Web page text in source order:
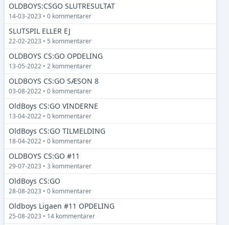
OLDBOYS:CSGO SLUTRESULTAT
14-03-2023 • 0 kommentarer
SLUTSPIL ELLER EJ
22-02-2023 • 5 kommentarer
OLDBOYS CS:GO OPDELING
13-05-2022 • 2 kommentarer
OLDBOYS CS:GO SÆSON 8
03-08-2022 • 0 kommentarer
OldBoys CS:GO VINDERNE
13-04-2022 • 0 kommentarer
OldBoys CS:GO TILMELDING
18-04-2022 • 0 kommentarer
OLDBOYS CS:GO #11
29-07-2023 • 3 kommentarer
OldBoys CS:GO
28-08-2023 • 0 kommentarer
Oldboys Ligaen #11 OPDELING
25-08-2023 • 14 kommentarer